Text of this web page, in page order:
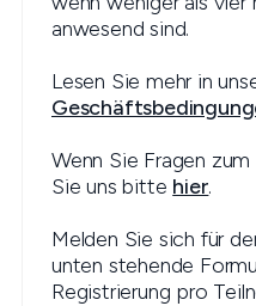
anwesend sind.
Lesen Sie mehr in
Wenn Sie Fragen
Sie uns bitte hier.
Melden Sie sich für
unten stehende
Registrierung pro